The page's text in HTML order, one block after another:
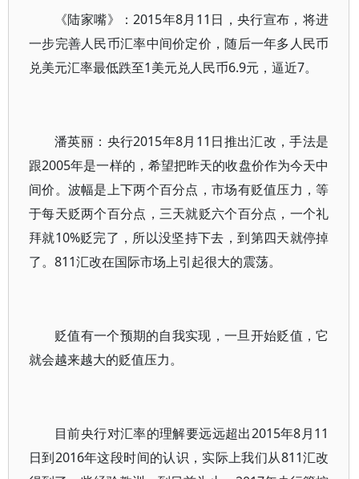
《陆家嘴》：2015年8月11日，央行宣布，将进
一步完善人民币汇率中间价定价，随后一年多人民币
兑美元汇率最低跌至1美元兑人民币6.9元，逼近7。
潘英丽：央行2015年8月11日推出汇改，手法是
跟2005年是一样的，希望把昨天的收盘价作为今天中
间价。波幅是上下两个百分点，市场有贬值压力，等
于每天贬两个百分点，三天就贬六个百分点，一个礼
拜就10%贬完了，所以没坚持下去，到第四天就停掉
了。811汇改在国际市场上引起很大的震荡。
贬值有一个预期的自我实现，一旦开始贬值，它
就会越来越大的贬值压力。
目前央行对汇率的理解要远远超出2015年8月11
日到2016年这段时间的认识，实际上我们从811汇改